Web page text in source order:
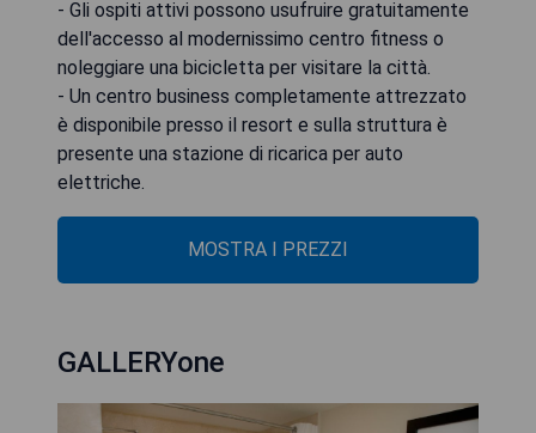
- Gli ospiti attivi possono usufruire gratuitamente
dell'accesso al modernissimo centro fitness o
noleggiare una bicicletta per visitare la città.
- Un centro business completamente attrezzato
è disponibile presso il resort e sulla struttura è
presente una stazione di ricarica per auto
elettriche.
MOSTRA I PREZZI
GALLERYone